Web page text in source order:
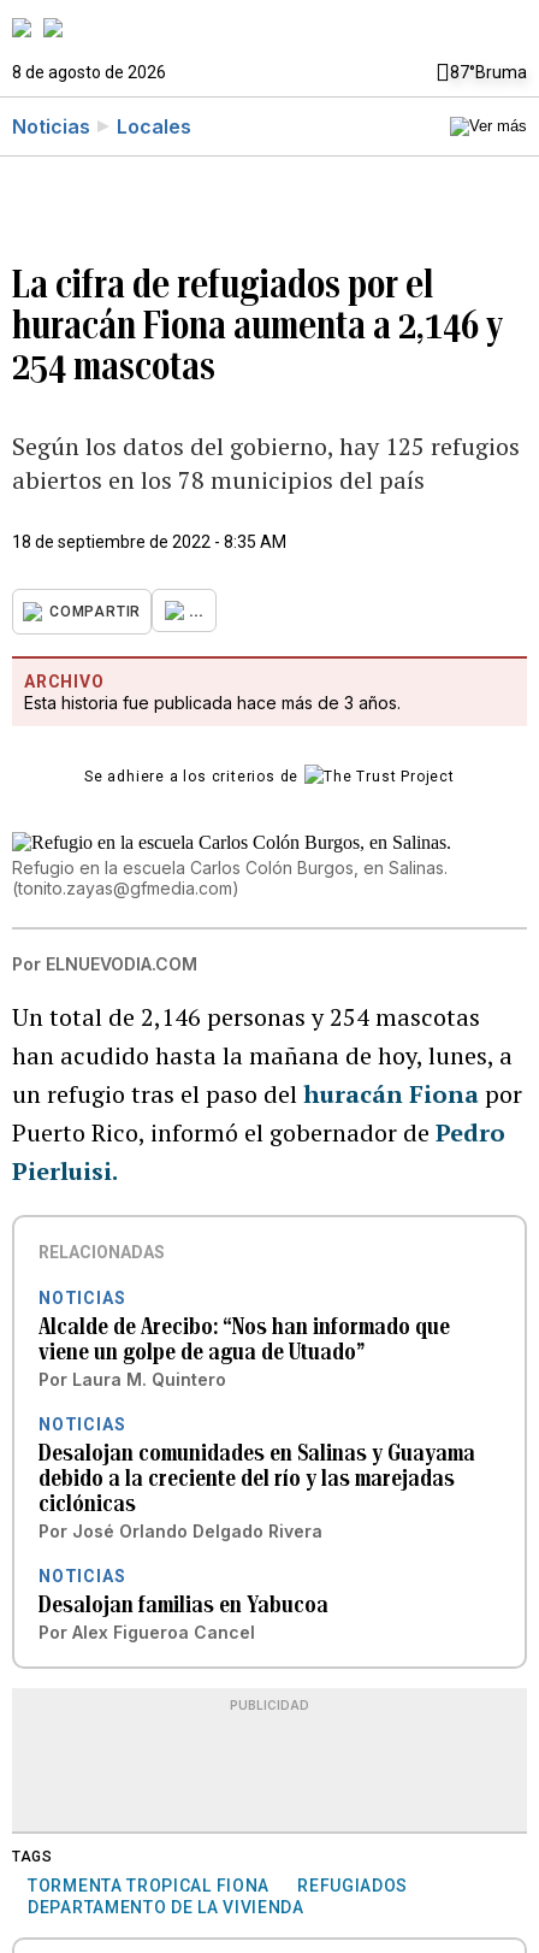
8 de agosto de 2026 87°Bruma
Noticias Locales
La cifra de refugiados por el
huracán Fiona aumenta a 2,146 y
254 mascotas
Según los datos del gobierno, hay 125 refugios
abiertos en los 78 municipios del país
18 de septiembre de 2022 - 8:35 AM
COMPARTIR ...
ARCHIVO
Esta historia fue publicada hace más de 3 años.
Se adhiere a los criterios de
Refugio en la escuela Carlos Colón Burgos, en Salinas.
(tonito.zayas@gfmedia.com)
Por ELNUEVODIA.COM
Un total de 2,146 personas y 254 mascotas
han acudido hasta la mañana de hoy, lunes, a
un refugio tras el paso delhuracán Fionapor
Puerto Rico, informó el gobernador de Pedro
Pierluisi.
RELACIONADAS
NOTICIAS
Alcalde de Arecibo: “Nos han informado que
viene un golpe de agua de Utuado”
Por Laura M. Quintero
NOTICIAS
Desalojan comunidades en Salinas y Guayama
debido a la creciente del río y las marejadas
ciclónicas
Por José Orlando Delgado Rivera
NOTICIAS
Desalojan familias en Yabucoa
Por Alex Figueroa Cancel
PUBLICIDAD
TAGS
TORMENTA TROPICAL FIONA
REFUGIADOS
DEPARTAMENTO DE LA VIVIENDA